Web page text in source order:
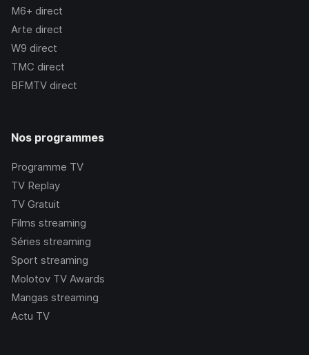
M6+ direct
Arte direct
W9 direct
TMC direct
BFMTV direct
Nos programmes
Programme TV
TV Replay
TV Gratuit
Films streaming
Séries streaming
Sport streaming
Molotov TV Awards
Mangas streaming
Actu TV